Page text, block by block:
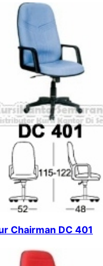
Chairman DC 401